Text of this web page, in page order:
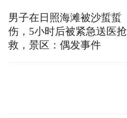
男子在日照海滩被沙蜇蜇
伤，5小时后被紧急送医抢
救，景区：偶发事件